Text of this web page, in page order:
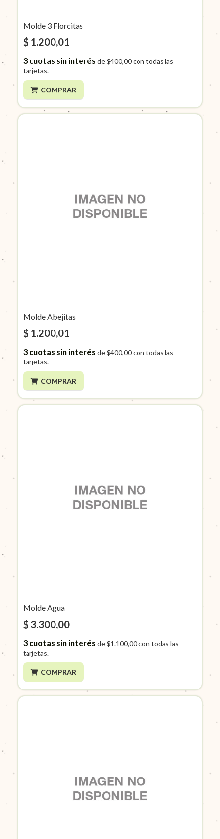
Molde 3 Florcitas
$ 1.200,01
3cuotas sin interés de$400,00con todas las
tarjetas.
COMPRAR
Molde Abejitas
$ 1.200,01
3cuotas sin interés de$400,00con todas las
tarjetas.
COMPRAR
Molde Agua
$ 3.300,00
3cuotas sin interés de$1.100,00con todas las
tarjetas.
COMPRAR